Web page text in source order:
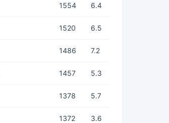
1554 6.4
1520 6.5
1486 7.2
1457 5.3
1378 5.7
1372 3.6